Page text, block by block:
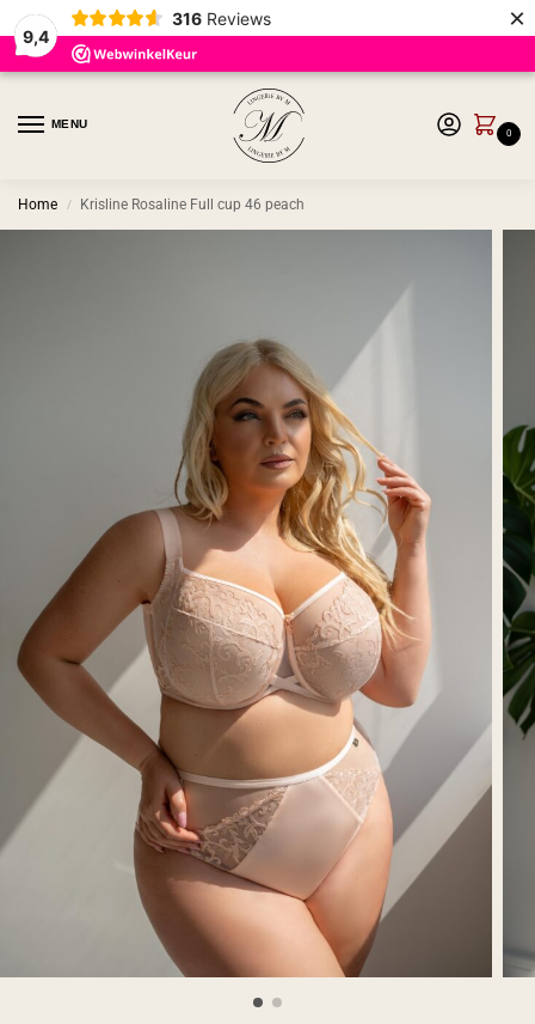
9,4
316 Reviews ×
MENU
0
Home / Krisline Rosaline Full cup 46 peach